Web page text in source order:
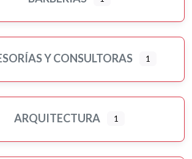
Y CONSULTORAS 1
ARQUITECTURA 1